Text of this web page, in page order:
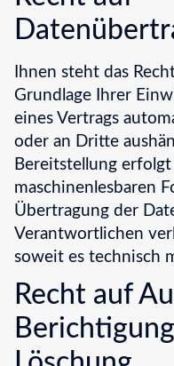
Ihnen steht das
Grundlage Ihrer
eines Vertrags
oder an Dritte
Bereitstellung
maschinenlesbaren
Übertragung der
Verantwortlichen
soweit es technisch
Recht auf